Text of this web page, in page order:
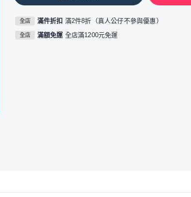
全店 滿件折扣 滿2件8折（真人公仔不參與優惠）
全店 滿額免運 全店滿1200元免運